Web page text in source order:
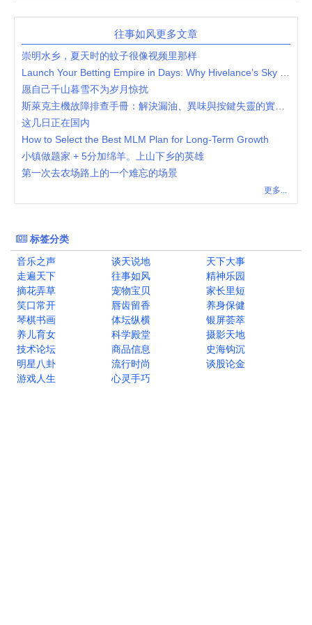
往事如风更多文章
崇明水乡，夏天时的蚊子很像视频里那样
愿自己千山暮雪不为岁月惊扰
这几日正在国内
How to Select the Best MLM Plan for Long-Term Growth
小镇做题家 + 5分加绵羊。上山下乡的英雄
第一次去农场路上的一个难忘的场景
更多...
标签分类
音乐之声
谈天说地
天下大事
走遍天下
往事如风
精神乐园
摘花弄草
宠物宝贝
家长里短
笑口常开
唇齿留香
养身保健
琴棋书画
体坛纵横
银屏荟萃
养儿育女
科学殿堂
摄影天地
技术论坛
商品信息
史海钩沉
明星八卦
流行时尚
谈股论金
游戏人生
心灵手巧